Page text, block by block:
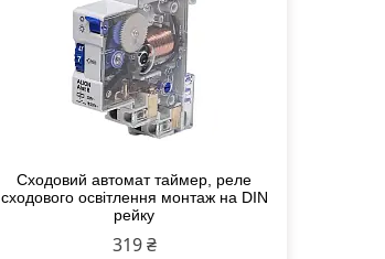
Сходовий автомат таймер, реле
сходового освітлення монтаж на DIN
рейку
319 ₴